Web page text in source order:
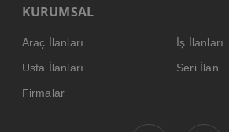
KURUMSAL
Araç İlanları
İş İlanları
Usta İlanları
Seri İlan
Firmalar